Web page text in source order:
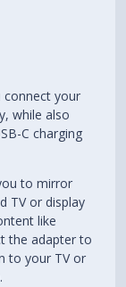
connect your
while also
C charging
to mirror
TV or display
like
the adapter to
to your TV or